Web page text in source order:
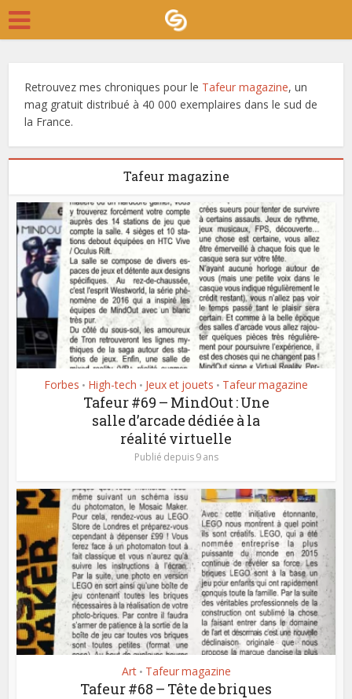
Retrouvez mes chroniques pour le Tafeur magazine, un
mag gratuit distribué à 40 000 exemplaires dans le sud de
la France.
Tafeur magazine
Forbes • High-tech • Jeux et jouets • Tafeur magazine
Tafeur #69 – MindOut : Une
salle d’arcade dédiée à la
réalité virtuelle
Publié depuis 9 ans
Art • Tafeur magazine
Tafeur #68 – Tête de briques